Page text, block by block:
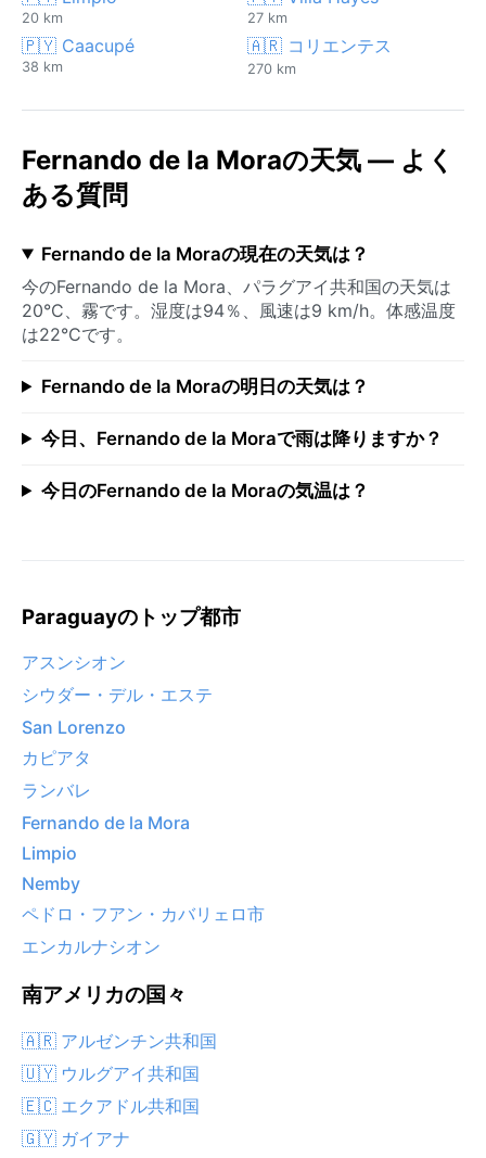
20 km 27 km
🇵🇾 Caacupé
38 km
🇦🇷 コリエンテス
270 km
Fernando de la Moraの天気 — よく
ある質問
Fernando de la Moraの現在の天気は？
今のFernando de la Mora、パラグアイ共和国の天気は
20°C、霧です。湿度は94％、風速は9 km/h。体感温度
は22°Cです。
Fernando de la Moraの明日の天気は？
今日、Fernando de la Moraで雨は降りますか？
今日のFernando de la Moraの気温は？
Paraguayのトップ都市
アスンシオン
シウダー・デル・エステ
San Lorenzo
カピアタ
ランバレ
Fernando de la Mora
Limpio
Nemby
ペドロ・フアン・カバリェロ市
エンカルナシオン
南アメリカの国々
🇦🇷 アルゼンチン共和国
🇺🇾 ウルグアイ共和国
🇪🇨 エクアドル共和国
🇬🇾 ガイアナ